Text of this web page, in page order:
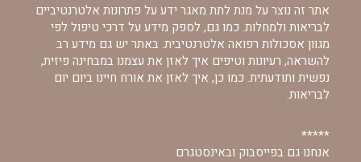
אתר זה נוצר על מנת לתת מאגר ידע על פתרונות אלטרנטיביים
לבריאות ולמחלות. כמו גם, לספק מידע על דרכי טיפול לפי
מגוון אסכולות רפואה אלטרנטיבית. באתר יש גם מידע רב
להשראה, רעיונות וטיפים איך לאזן את עצמנו במבחינה פיזית,
נפשית ותודעתית. כמו כן, איך לאזן את אורח חיינו ביום יום
לבריאות.
*****
אנחנו גם בפייסבוק ובאינסטגרם